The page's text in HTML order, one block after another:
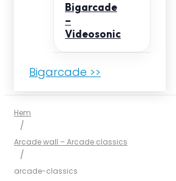
Bigarcade
–
Videosonic
Bigarcade >>
Hem
/
Arcade wall – Arcade classics
/
arcade-classics